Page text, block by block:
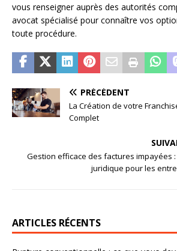
vous renseigner auprès des autorités
avocat spécialisé pour connaître vos
toute procédure.
PRÉCÉDENT
La Création de votre
Complet
Gestion efficace des factures impayées
juridique pour les
ARTICLES RÉCENTS